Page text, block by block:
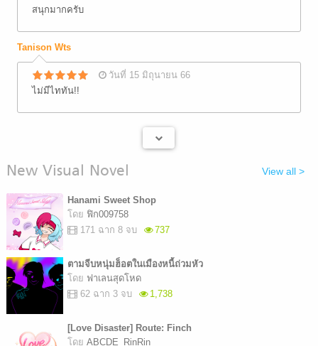
สนุกมากครับ
Tanison Wts
วันที่ 15 มิถุนายน 66
ไม่มีไททัน!!
New Visual Novel View all >
Hanami Sweet Shop
โดย ฟิก009758
171 ฉาก 8 จบ
737
ตามจีบหนุ่มฮ็อตในเมืองหนี้ถ่วมหัว
โดย ฟาเลนสุดโหด
62 ฉาก 3 จบ
1,738
[Love Disaster] Route: Finch
โดย ABCDE_RinRin